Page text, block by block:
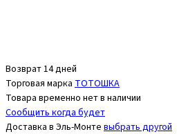
Возврат 14 дней
Торговая марка ТОТОШКА
Товара временно нет в наличии
Сообщить когда будет
Доставка в Эль-Монте выбрать другой